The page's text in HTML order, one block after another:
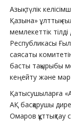
Азық-түлік
Қазына» ұлттық
мемлекеттік
Республикасы
саясаты
басты тақырыбы
кеңейту және
Қатысушыларға
АҚ басқарушы
Омаров құттықтау